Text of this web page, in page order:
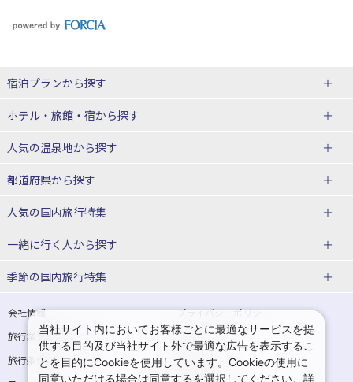
宿泊プランから探す
北海道
東北
青森県
宮城県
山形県
関東
埼玉県 千葉県
茨城県 栃木県
ホテル・旅館・宿から探す
北海道ホテル・旅館
青森県ホテル・旅館
宮城県ホテル・旅館
山形県ホテル・旅館
東京都ホテル・旅館 神奈川県ホテル・旅館
埼玉県ホテル・旅館 千葉県ホテル・旅館
人気の温泉地から探す
北海道
湯の川温泉(北海道)
十勝川温泉(北海道)
洞爺湖温泉(北海道)
層雲峡温泉(北海道)
東北
花巻温泉(岩手) 蔵王温泉(山形)
都道府県から探す
北海道旅行・ツアー
東北
青森旅行・ツアー 岩手旅行・ツアー
宮城旅行・ツアー 秋田旅行・ツアー
山形旅行・ツアー 福島旅行・ツアー
人気の国内旅行特集
東京ディズニーリゾート®への旅
ユニバーサル・スタジオ・ジャパ
一緒に行く人から探す
一人旅 国内版
カップル・夫婦旅行 国内版 女子旅 国内版
卒業旅行・学生旅行 国内版
季節の国内旅行特集
桜・お花見特集
ゴールデンウィーク（GW）の国内
旅行
夏休み・お盆の国内旅行 7月の国内旅行
会社情報
プライバシーポリシー
旅行業登録票・約款
規約集
旅行条件書
商標について
当社サイト内においてお客様ごとに最適なサービスを提
供する目的及び当社サイト外で最適な広告を表示するこ
とを目的にCookieを使用しています。Cookieの使用に
同意いただける場合は同意するを選択してください。詳